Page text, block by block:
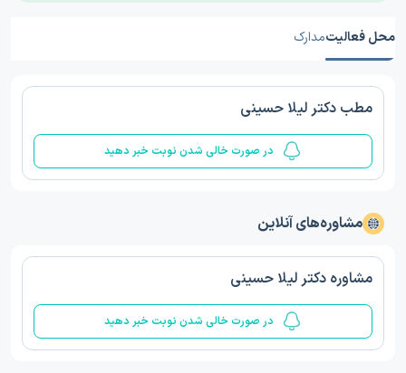
محل فعالیتمدارک
مطب دکتر لیلا حسینی
در صورت خالی شدن نوبت خبر دهید
مشاوره‌های آنلاین
مشاوره دکتر لیلا حسینی
در صورت خالی شدن نوبت خبر دهید